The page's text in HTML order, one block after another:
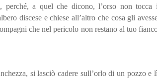
perché, a quel che dicono, l’orso non tocca i
discese e chiese all’altro che cosa gli
che nel pericolo non restano al tuo
si lasciò cadere sull’orlo di un pozzo e